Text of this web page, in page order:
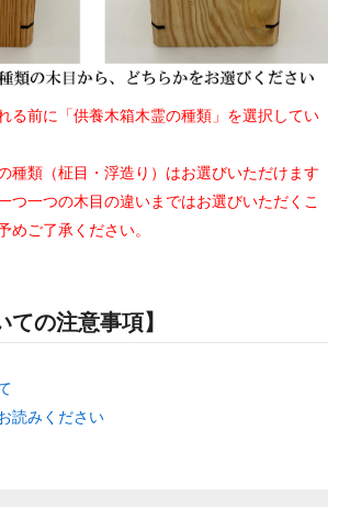
る前に「供養木箱木霊の種類」を選択してい
種類（柾目・浮造り）はお選びいただけます
つ一つの木目の違いまではお選びいただくこ
めご了承ください。
ての注意事項】
読みください